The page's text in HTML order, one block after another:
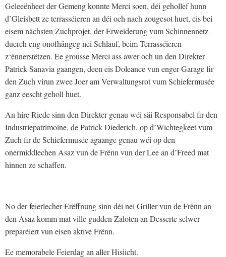
Geleeënheet der Gemeng konnte Merci soen, déi gehollef hunn
d’Gleisbett ze terrasséieren an déi och nach zougesot huet, eis bei
eisem nächsten Zuchprojet, der Erweiderung vum Schinnennetz
duerch eng onofhängeg nei Schlauf, beim Terrasséieren
z‘ënnerstëtzen. Ee grousse Merci ass awer och un den Direkter
Patrick Sanavia gaangen, deen eis Doleance vun enger Garage fir
den Zuch virun zwee Joer am Verwaltungsrot vum Schiefermusée
ganz eescht geholl huet.
An hire Riede sinn den Direkter genau wéi säi Responsabel fir den
Industriepatrimoine, de Patrick Diederich, op d’Wichtegkeet vum
Zuch fir de Schiefermusée agaange genau wéi op den
onermiddlechen Asaz vun de Frënn vun der Lee an d’Freed mat
hinnen ze schaffen.
No der feierlecher Erëffnung sinn déi nei Griller vun de Frënn an
den Asaz komm mat ville gudden Zaloten an Desserte selwer
preparéiert vun eisen aktive Frënn.
Ee memorabele Feierdag an aller Hisiicht.